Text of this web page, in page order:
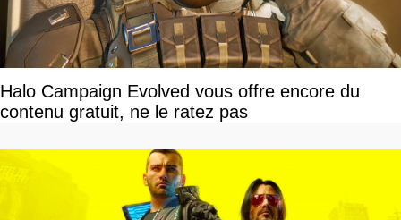
Halo Campaign Evolved vous offre encore du
contenu gratuit, ne le ratez pas